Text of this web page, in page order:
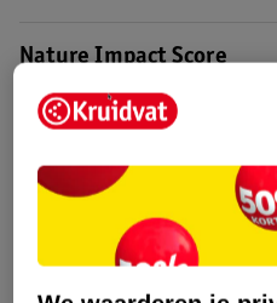
Nature Impact Score
Bestel & Bezorginformatie